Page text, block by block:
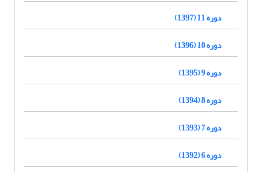
دوره 11 (1397)
دوره 10 (1396)
دوره 9 (1395)
دوره 8 (1394)
دوره 7 (1393)
دوره 6 (1392)